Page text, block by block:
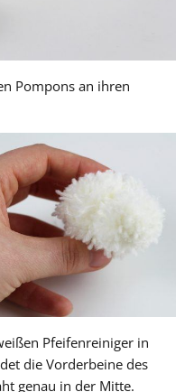
Pompons an ihren
Pfeifenreiniger in
die Vorderbeine des
genau in der Mitte.